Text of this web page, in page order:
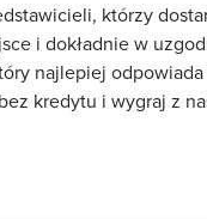
którzy
i dokładnie w
najlepiej
kredytu i wygraj z